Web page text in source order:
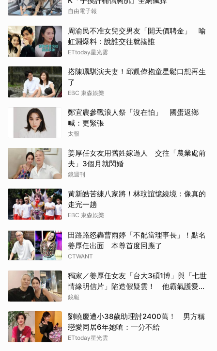
自由電子報
周渝民不准女兒交男友「開天價聘金」 喻
虹淵爆料：說誰交往就揍誰
ETtoday星光雲
搭陳珮騏演夫妻！邱凱偉抱童星鬆口想再生
了
EBC 東森娛樂
鄭宜農參戰浪人祭「沒在怕」 國蛋返鄉
喊：更緊張
太報
姜厚任女友用舊姓嫁過人 交往「農業處前
夫」3個月就閃婚
鏡週刊
黃新皓苦練八家將！林玟誼憶繞境：像真的
走完一趟
EBC 東森娛樂
田路路怒轟曹雨婷「不配當理事長」！點名
姜厚任出面 本尊首度回應了
CTWANT
獨家／姜厚任女友「台大3碩1博」與「七世
情緣明信片」陷造假疑雲！ 他霸氣護愛：
她是文盲我也喜歡！
鏡報
劉曉慶遭小38歲助理討2400萬！ 男方稱
戀愛同居6年她嗆：一分不給
ETtoday星光雲